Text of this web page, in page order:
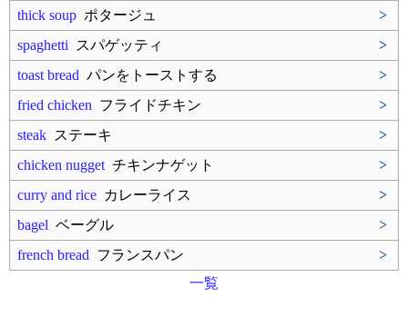
thick soup ポタージュ
>
spaghetti スパゲッティ
>
toast bread パンをトーストする
>
fried chicken フライドチキン
>
steak ステーキ
>
chicken nugget チキンナゲット
>
curry and rice カレーライス
>
bagel ベーグル
>
french bread フランスパン
>
一覧